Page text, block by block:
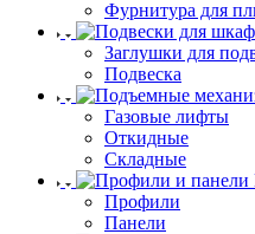
Фурнитура для
Заглушки для
Подвеска
Газовые лифты
Откидные
Складные
Профили
Панели